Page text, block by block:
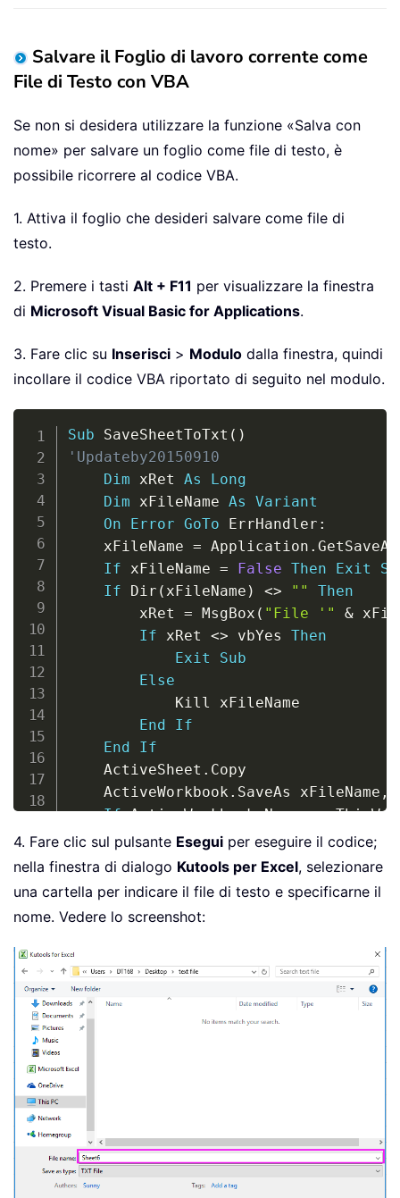
Salvare il Foglio di lavoro corrente come
File di Testo con VBA
Se non si desidera utilizzare la funzione «Salva con
nome» per salvare un foglio come file di testo, è
possibile ricorrere al codice VBA.
1. Attiva il foglio che desideri salvare come file di
testo.
2. Premere i tasti Alt + F11 per visualizzare la finestra
di Microsoft Visual Basic for Applications.
3. Fare clic su Inserisci > Modulo dalla finestra, quindi
incollare il codice VBA riportato di seguito nel modulo.
Sub SaveSheetToTxt ( )
'Updateby20150910
Dim xRet As
Long
Dim xFileName As
Variant
On
Error GoTo ErrHandler :
    xFileName
= Application .
If xFileName = False Then Exit
If Dir ( xFileName ) <> ""
Then
        xRet
= MsgBox ( "File '" &
If xRet <> vbYes Then
Exit
Sub
Else
            Kill xFileName
End
If
End
If
    ActiveSheet
. Copy
    ActiveWorkbook
. SaveAs xFileName ,
If ActiveWorkbook.Name <>
        ActiveWorkbook
.Close False
End
If
ErrHandler:
    MsgBox Err
End Sub
4. Fare clic sul pulsante Esegui per eseguire il codice;
nella finestra di dialogo Kutools per Excel, selezionare
una cartella per indicare il file di testo e specificarne il
nome. Vedere lo screenshot: